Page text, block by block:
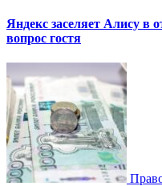
Яндекс заселяет Алису в
вопрос гостя